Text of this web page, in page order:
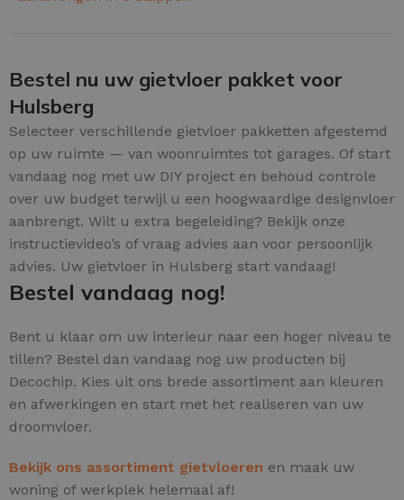
Bestel nu uw gietvloer pakket voor
Hulsberg
Selecteer verschillende gietvloer pakketten afgestemd
op uw ruimte — van woonruimtes tot garages. Of start
vandaag nog met uw DIY project en behoud controle
over uw budget terwijl u een hoogwaardige designvloer
aanbrengt. Wilt u extra begeleiding? Bekijk onze
instructievideo’s of vraag advies aan voor persoonlijk
advies. Uw gietvloer in Hulsberg start vandaag!
Bestel vandaag nog!
Bent u klaar om uw interieur naar een hoger niveau te
tillen? Bestel dan vandaag nog uw producten bij
Decochip. Kies uit ons brede assortiment aan kleuren
en afwerkingen en start met het realiseren van uw
droomvloer.
Bekijk ons assortiment gietvloeren en maak uw
woning of werkplek helemaal af!